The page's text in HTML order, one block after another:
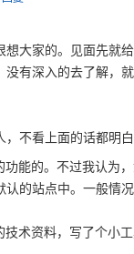
大家的。见面先就
有深入的去了解，
不看上面的话都明
能的。不过我认为
的站点中。一般情
术资料，写了个小